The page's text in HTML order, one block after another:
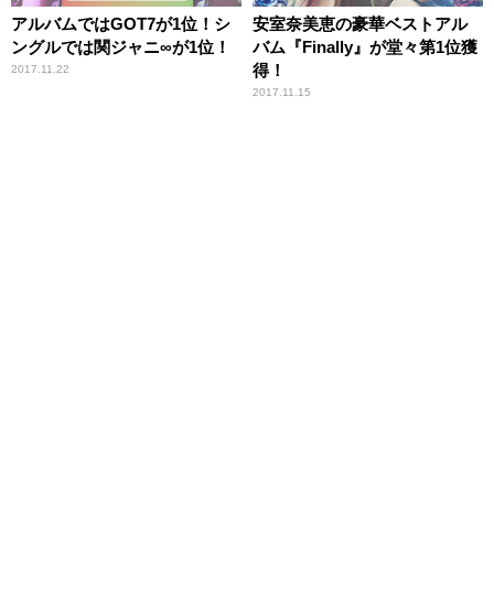
アルバムではGOT7が1位！シ
ングルでは関ジャニ∞が1位！
2017.11.22
安室奈美恵の豪華ベストアル
バム『Finally』が堂々第1位獲
得！
2017.11.15